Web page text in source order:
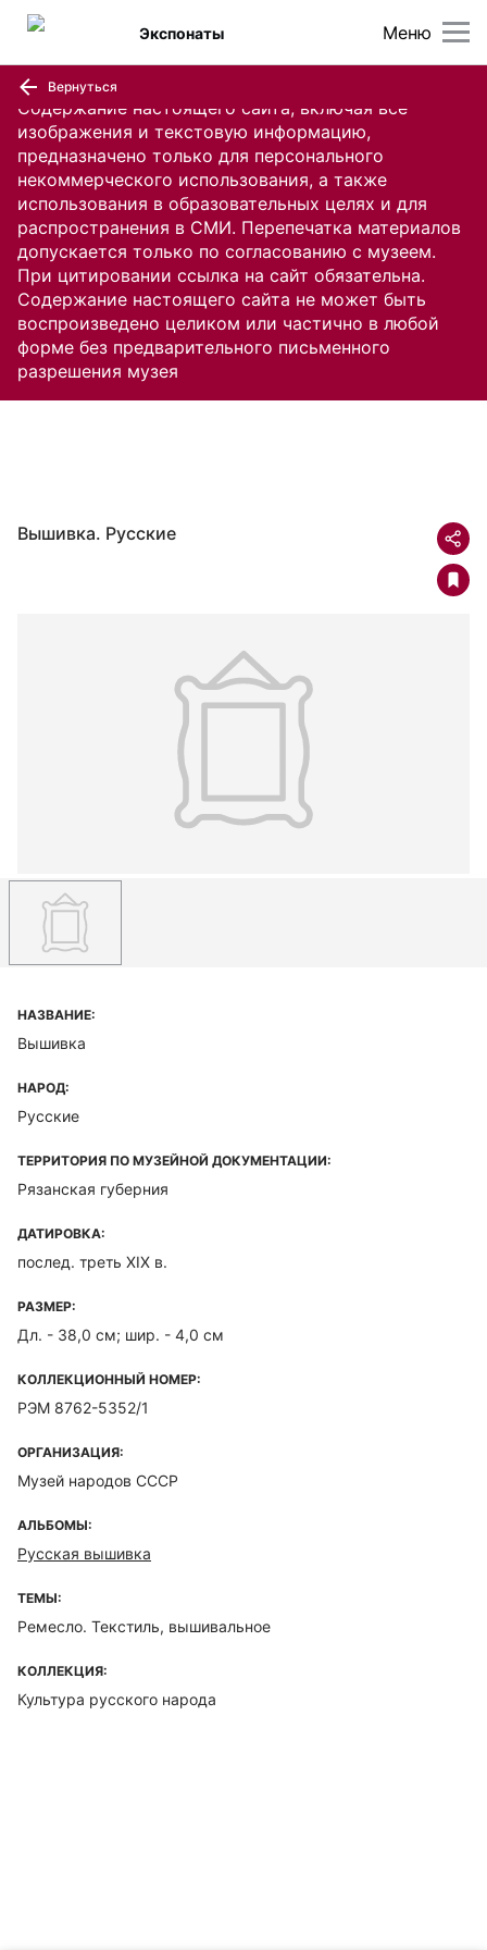
Содержание настоящего сайта, включая все
изображения и текстовую информацию,
предназначено только для персонального
некоммерческого использования, а также
использования в образовательных целях и для
распространения в СМИ. Перепечатка материалов
допускается только по согласованию с музеем.
При цитировании ссылка на сайт обязательна.
Содержание настоящего сайта не может быть
воспроизведено целиком или частично в любой
форме без предварительного письменного
разрешения музея
Меню
Экспонаты
Вернуться
Вышивка. Русские
НАЗВАНИЕ:
Вышивка
НАРОД:
Русские
ТЕРРИТОРИЯ ПО МУЗЕЙНОЙ ДОКУМЕНТАЦИИ:
Рязанская губерния
ДАТИРОВКА:
послед. треть XIX в.
РАЗМЕР:
Дл. - 38,0 см; шир. - 4,0 см
КОЛЛЕКЦИОННЫЙ НОМЕР:
РЭМ 8762-5352/1
ОРГАНИЗАЦИЯ:
Музей народов СССР
АЛЬБОМЫ:
Русская вышивка
ТЕМЫ:
Ремесло. Текстиль, вышивальное
КОЛЛЕКЦИЯ:
Культура русского народа